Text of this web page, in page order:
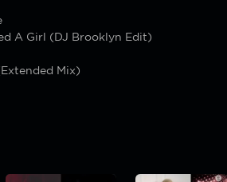
A Girl (DJ Brooklyn Edit)
Mix)